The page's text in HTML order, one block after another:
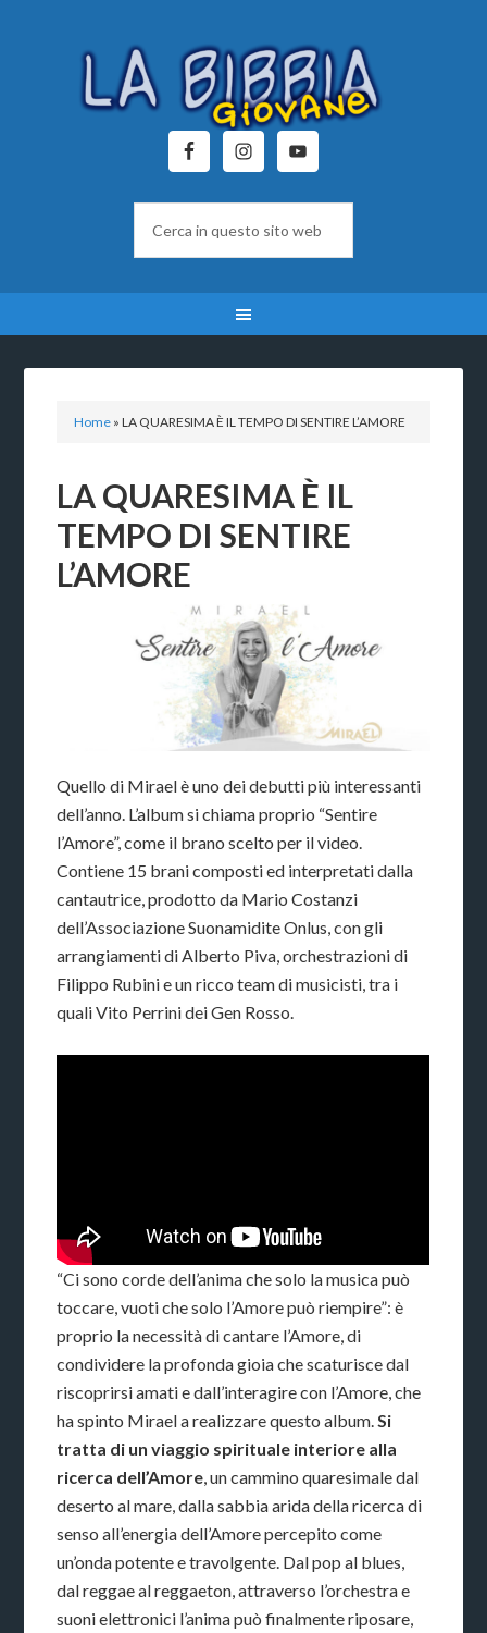
Home »LA QUARESIMA È IL TEMPO DI SENTIRE L’AMORE
LA QUARESIMA È IL
TEMPO DI SENTIRE
L’AMORE
Quello di Mirael è uno dei debutti più interessanti
dell’anno. L’album si chiama proprio “Sentire
l’Amore”, come il brano scelto per il video.
Contiene 15 brani composti ed interpretati dalla
cantautrice, prodotto da Mario Costanzi
dell’Associazione Suonamidite Onlus, con gli
arrangiamenti di Alberto Piva, orchestrazioni di
Filippo Rubini e un ricco team di musicisti, tra i
quali Vito Perrini dei Gen Rosso.
“Ci sono corde dell’anima che solo la musica può
toccare, vuoti che solo l’Amore può riempire”: è
proprio la necessità di cantare l’Amore, di
condividere la profonda gioia che scaturisce dal
riscoprirsi amati e dall’interagire con l’Amore, che
ha spinto Mirael a realizzare questo album. Si
tratta di un viaggio spirituale interiore alla
ricerca dell’Amore , un cammino quaresimale dal
deserto al mare, dalla sabbia arida della ricerca di
senso all’energia dell’Amore percepito come
un’onda potente e travolgente. Dal pop al blues,
dal reggae al reggaeton, attraverso l’orchestra e
suoni elettronici l’anima può finalmente riposare,